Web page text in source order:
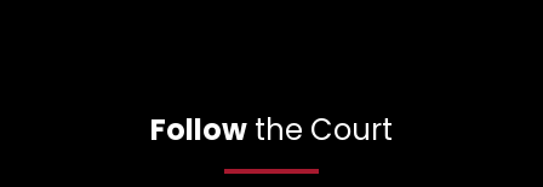
Follow the Court